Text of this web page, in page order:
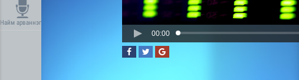
Найм арваннэг
00:00